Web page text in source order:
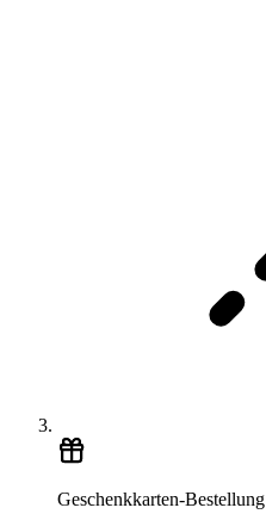
Geschenkkarten-Bestellung